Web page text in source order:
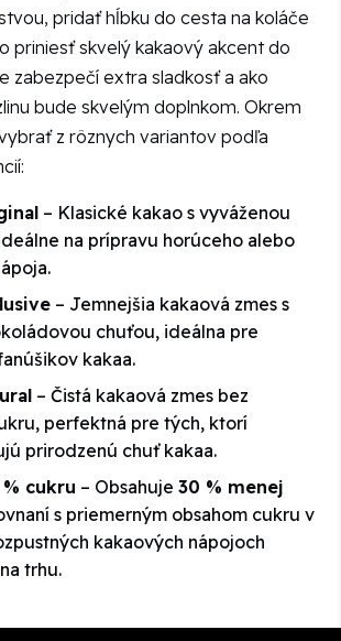
pridať hĺbku do cesta na koláče
priniesť skvelý kakaový akcent do
zabezpečí extra sladkosť a ako
bude skvelým doplnkom. Okrem
z rôznych variantov podľa
– Klasické kakao s vyváženou
na prípravu horúceho alebo
– Jemnejšia kakaová zmes s
chuťou, ideálna pre
kakaa.
– Čistá kakaová zmes bez
perfektná pre tých, ktorí
prirodzenú chuť kakaa.
cukru – Obsahuje 30 % menej
s priemerným obsahom cukru v
kakaových nápojoch
trhu.